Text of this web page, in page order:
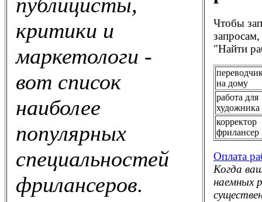
критики и
маркетологи -
вот список
наиболее
популярных
специальностей
фрилансеров.
Чтобы
"Найти
на дому
работа для
художника
корректор
фрилансер
Оплата
Когда
наемных